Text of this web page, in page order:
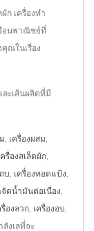
ก เครื่องทำ
อนพาณิชย์ที่
ณในเรื่อง
ละเส้นผลิตที่มี
เครื่องผสม
ครื่องสเล็ดผัก
บ เครื่องทอดแป้ง
จัดน้ำมันต่อเนื่อง
รื่องลวก เครื่องอบ
ลังเลที่จะ